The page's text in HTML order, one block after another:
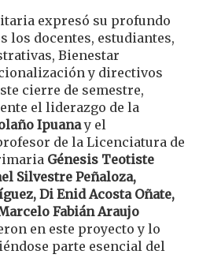
expresó su profundo
los docentes, estudiantes,
Bienestar
y directivos
cierre de semestre,
el liderazgo de la
Ipuanay el
de la Licenciatura de
Génesis Teotiste
Silvestre Peñaloza,
Di Enid Acosta Oñate,
Fabián Araujo
en este proyecto y lo
parte esencial del